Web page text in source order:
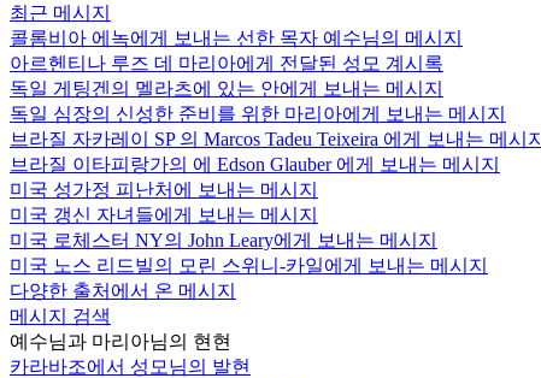
최근 메시지
콜롬비아 에녹에게 보내는 선한 목자 예수님의 메시지
아르헨티나 루즈 데 마리아에게 전달된 성모 계시록
독일 게팅겐의 멜라츠에 있는 안에게 보내는 메시지
독일 심장의 신성한 준비를 위한 마리아에게 보내는 메시지
브라질 자카레이 SP 의 Marcos Tadeu Teixeira 에게 보내는 메시지
브라질 이타피랑가의 에 Edson Glauber 에게 보내는 메시지
미국 성가정 피난처에 보내는 메시지
미국 갱신 자녀들에게 보내는 메시지
미국 로체스터 NY의 John Leary에게 보내는 메시지
미국 노스 리드빌의 모린 스위니-카일에게 보내는 메시지
다양한 출처에서 온 메시지
메시지 검색
예수님과 마리아님의 현현
카라바조에서 성모님의 발현